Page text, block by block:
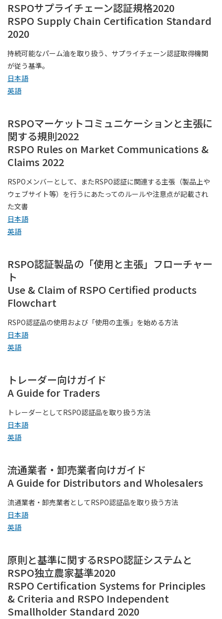
RSPOサプライチェーン認証規格2020
RSPO Supply Chain Certification Standard
2020
持続可能なパーム油を取り扱う、サプライチェーン認証取得機関
が従う基準。
日本語
英語
RSPOマーケットコミュニケーションと主張に
関する規則2022
RSPO Rules on Market Communications &
Claims 2022
RSPOメンバーとして、またRSPO認証に関連する主張（製品上や
ウェブサイト等）を行うにあたってのルールや注意点が記載され
た文書
日本語
英語
RSPO認証製品の「使用と主張」フローチャー
ト
Use & Claim of RSPO Certified products
Flowchart
RSPO認証品の使用および「使用の主張」を始める方法
日本語
英語
トレーダー向けガイド
A Guide for Traders
トレーダーとしてRSPO認証品を取り扱う方法
日本語
英語
流通業者・卸売業者向けガイド
A Guide for Distributors and Wholesalers
流通業者・卸売業者としてRSPO認証品を取り扱う方法
日本語
英語
原則と基準に関するRSPO認証システムと
RSPO独立農家基準2020
RSPO Certification Systems for Principles
& Criteria and RSPO Independent
Smallholder Standard 2020